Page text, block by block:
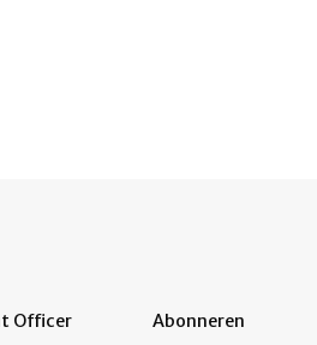
Officer Abonneren